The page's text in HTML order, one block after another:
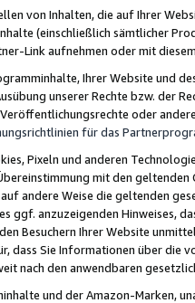
von Inhalten, die auf Ihrer
(einschließlich sämtlicher
Link aufnehmen oder mit
Ihrer Website und
unserer Rechte bzw. der
oder
für das
Pixeln und anderen
mit den
andere Weise die geltenden
ggf. anzuzeigenden Hinweises,
Besuchern Ihrer Website
dass Sie Informationen über die
nach den anwendbaren
und der Amazon-Marken,